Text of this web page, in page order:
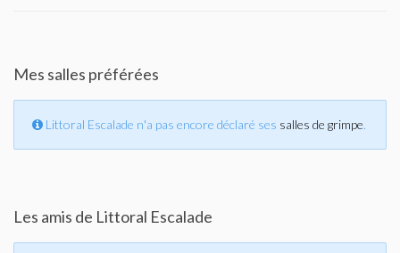
Mes salles préférées
Littoral Escalade n'a pas encore déclaré ses salles de grimpe.
Les amis de Littoral Escalade